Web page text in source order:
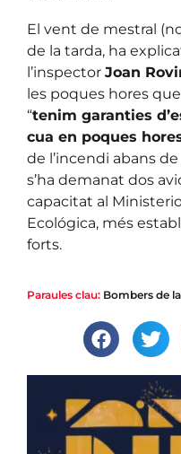
El vent de mestral
de la tarda, ha
l’inspector Joan
les poques hores
“tenim garanties
cua en poques
de l’incendi abans de
s’ha demanat dos
capacitat al
Ecológica, més
forts.
Paraules clau: Bombers de